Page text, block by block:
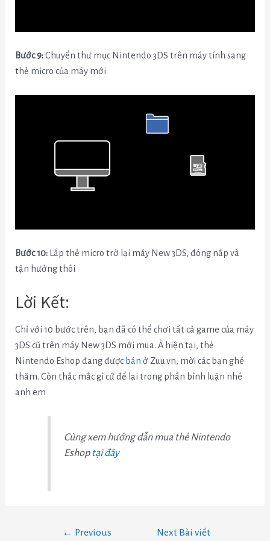
Bước 9:Chuyển thư mục Nintendo 3DS trên máy tính sang
thẻ micro của máy mới
Bước 10: Lắp thẻ micro trở lại máy New 3DS, đóng nắp và
tận hưởng thôi
Lời Kết:
Chỉ với 10 bước trên, bạn đã có thể chơi tất cả game của máy
3DS cũ trên máy New 3DS mới mua. À hiện tại, thẻ
Nintendo Eshop đang được bán ở Zuu.vn, mời các bạn ghé
thăm. Còn thắc mắc gì cứ để lại trong phần bình luận nhé
anh em
Cùng xem hướng dẫn mua thẻ Nintendo
Eshop tại đây
← Previous Next Bài viết